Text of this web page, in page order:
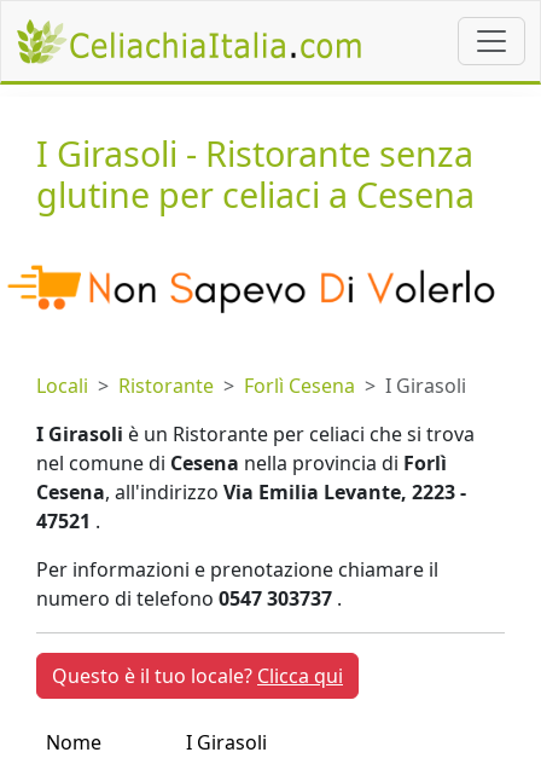
I Girasoli - Ristorante senza
glutine per celiaci a Cesena
Locali Ristorante Forlì Cesena
I Girasoli
I Girasoli è un Ristorante per celiaci che si trova
nel comune di Cesena nella provincia di Forlì
Cesena, all'indirizzo Via Emilia Levante, 2223 -
47521 .
Per informazioni e prenotazione chiamare il
numero di telefono 0547 303737 .
Questo è il tuo locale? Clicca qui
Nome
I Girasoli